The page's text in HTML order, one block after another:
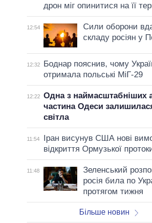
дрон міг опинитися на її
12:54
Сили оборони
складу росіян у
12:32
Боднар пояснив, чому
отримала польські МіГ-29
12:22 Одна з наймасштабніших
частина Одеси
світла
11:54
Іран висунув США нові
відкриття Ормузької
11:48
Зеленський
росія била по
протягом тижня
Більше новин